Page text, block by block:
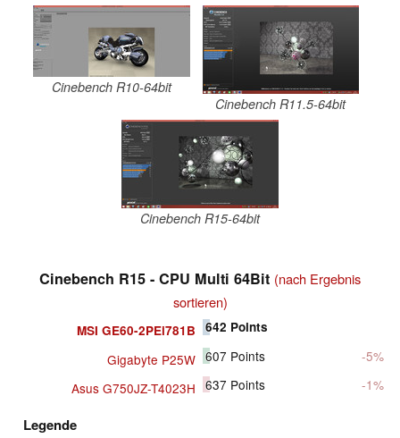
Cinebench R10-64bit
Cinebench R11.5-64bit
Cinebench R15-64bit
Cinebench R15 - CPU Multi 64Bit (nach Ergebnis
sortieren)
MSI GE60-2PEi781B 642 Points
Gigabyte P25W 607 Points
-5%
Asus G750JZ-T4023H 637 Points -1%
Legende